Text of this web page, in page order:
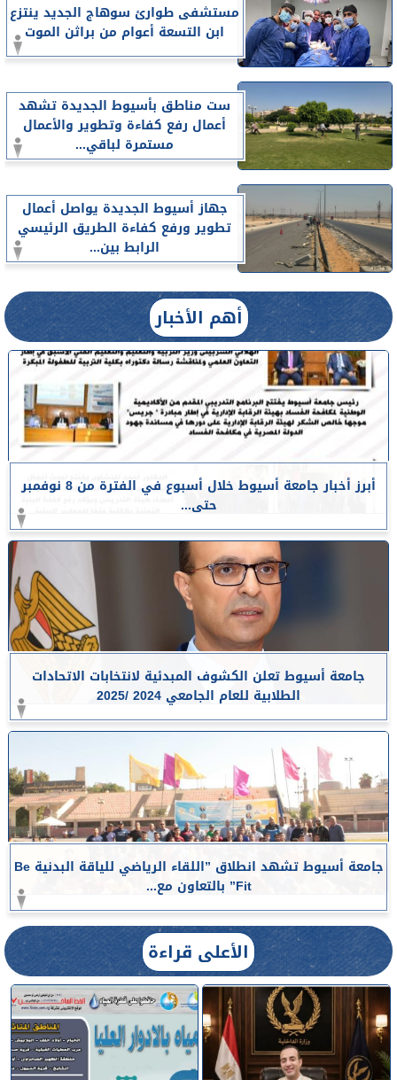
مستشفى طوارئ سوهاج الجديد ينتزع
ابن التسعة أعوام من براثن الموت
ست مناطق بأسيوط الجديدة تشهد
أعمال رفع كفاءة وتطوير والأعمال
مستمرة لباقي...
جهاز أسيوط الجديدة يواصل أعمال
تطوير ورفع كفاءة الطريق الرئيسي
الرابط بين...
أهم الأخبار
أبرز أخبار جامعة أسيوط خلال أسبوع في الفترة من 8 نوفمبر
حتى...
جامعة أسيوط تعلن الكشوف المبدئية لانتخابات الاتحادات
الطلابية للعام الجامعي 2024 /2025
جامعة أسيوط تشهد انطلاق ”اللقاء الرياضي للياقة البدنية Be
Fit” بالتعاون مع...
الأعلى قراءة